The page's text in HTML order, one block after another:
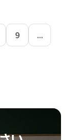
9
...